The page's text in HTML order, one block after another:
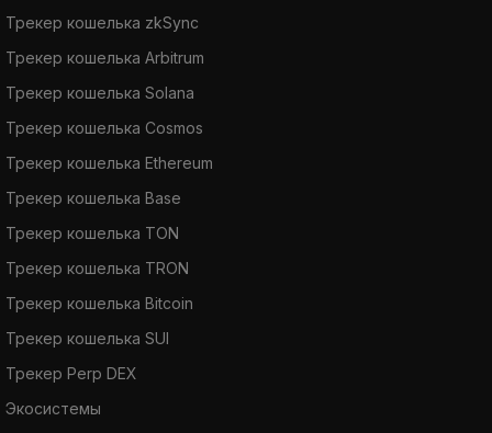
Трекер кошелька zkSync
Трекер кошелька Arbitrum
Трекер кошелька Solana
Трекер кошелька Cosmos
Трекер кошелька Ethereum
Трекер кошелька Base
Трекер кошелька TON
Трекер кошелька TRON
Трекер кошелька Bitcoin
Трекер кошелька SUI
Трекер Perp DEX
Экосистемы